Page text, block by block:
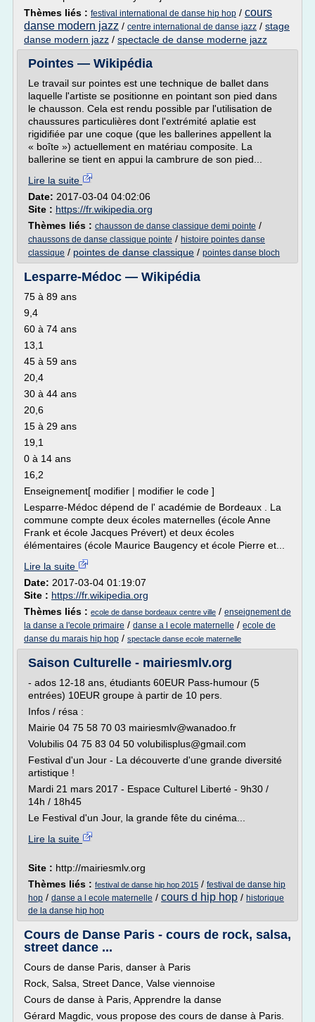
Thèmes liés : festival international de danse hip hop / cours
danse modern jazz / centre international de danse jazz / stage
danse modern jazz / spectacle de danse moderne jazz
Pointes — Wikipédia
Le travail sur pointes est une technique de ballet dans
laquelle l'artiste se positionne en pointant son pied dans
le chausson. Cela est rendu possible par l'utilisation de
chaussures particulières dont l'extrémité aplatie est
rigidifiée par une coque (que les ballerines appellent la
« boîte ») actuellement en matériau composite. La
ballerine se tient en appui la cambrure de son pied...
Lire la suite
Date: 2017-03-04 04:02:06
Site : https://fr.wikipedia.org
Thèmes liés : chausson de danse classique demi pointe /
chaussons de danse classique pointe / histoire pointes danse
classique / pointes de danse classique / pointes danse bloch
Lesparre-Médoc — Wikipédia
75 à 89 ans
9,4
60 à 74 ans
13,1
45 à 59 ans
20,4
30 à 44 ans
20,6
15 à 29 ans
19,1
0 à 14 ans
16,2
Enseignement[ modifier | modifier le code ]
Lesparre-Médoc dépend de l' académie de Bordeaux . La
commune compte deux écoles maternelles (école Anne
Frank et école Jacques Prévert) et deux écoles
élémentaires (école Maurice Baugency et école Pierre et...
Lire la suite
Date: 2017-03-04 01:19:07
Site : https://fr.wikipedia.org
Thèmes liés : ecole de danse bordeaux centre ville / enseignement de
la danse a l'ecole primaire / danse a l ecole maternelle / ecole de
danse du marais hip hop / spectacle danse ecole maternelle
Saison Culturelle - mairiesmlv.org
- ados 12-18 ans, étudiants 60EUR Pass-humour (5
entrées) 10EUR groupe à partir de 10 pers.
Infos / résa :
Mairie 04 75 58 70 03 mairiesmlv@wanadoo.fr
Volubilis 04 75 83 04 50 volubilisplus@gmail.com
Festival d'un Jour - La découverte d'une grande diversité
artistique !
Mardi 21 mars 2017 - Espace Culturel Liberté - 9h30 /
14h / 18h45
Le Festival d'un Jour, la grande fête du cinéma...
Lire la suite
Site : http://mairiesmlv.org
Thèmes liés : festival de danse hip hop 2015 / festival de danse hip
hop / danse a l ecole maternelle / cours d hip hop / historique
de la danse hip hop
Cours de Danse Paris - cours de rock, salsa,
street dance ...
Cours de danse Paris, danser à Paris
Rock, Salsa, Street Dance, Valse viennoise
Cours de danse à Paris, Apprendre la danse
Gérard Magdic, vous propose des cours de danse à Paris.